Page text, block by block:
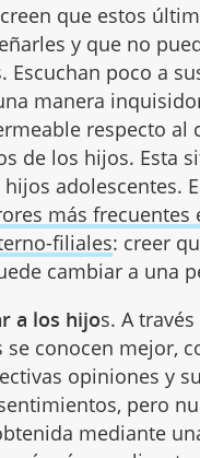
que estos
y que no
Escuchan poco a
manera
respecto al
de los hijos. Esta
adolescentes.
más frecuentes
filiales: creer
cambiar a una
a los hijos. A
se conocen mejor,
opiniones y
pero
mediante